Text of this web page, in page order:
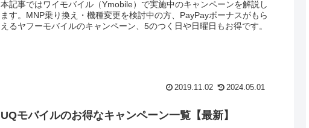
本記事ではワイモバイル（Ymobile）で実施中のキャンペーンを解説し
ます。MNP乗り換え・機種変更を検討中の方、PayPayボーナスがもら
えるヤフーモバイルのキャンペーン、5のつく日や日曜日もお得です。
2019.11.02 2024.05.01
UQモバイルのお得なキャンペーン一覧【最新】